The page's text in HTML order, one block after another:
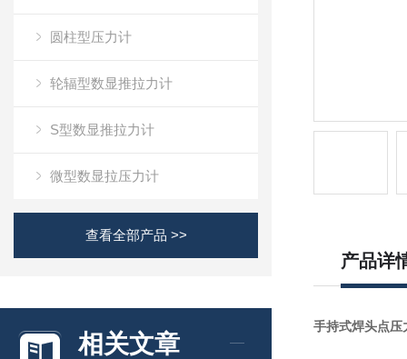
圆柱型压力计
轮辐型数显推拉力计
S型数显推拉力计
微型数显拉压力计
查看全部产品 >>
相关文章
产品详
手持式焊头点压